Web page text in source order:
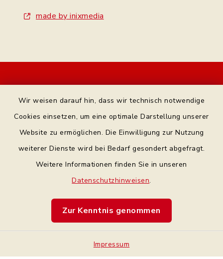
Wir weisen darauf hin, dass wir technisch notwendige
Cookies einsetzen, um eine optimale Darstellung unserer
Website zu ermöglichen. Die Einwilligung zur Nutzung
weiterer Dienste wird bei Bedarf gesondert abgefragt.
Weitere Informationen finden Sie in unseren
Datenschutzhinweisen.
Zur Kenntnis genommen
Impressum
made by inixmedia
Bankverbindung
Barrierefreiheit
Impressum
Sitemap